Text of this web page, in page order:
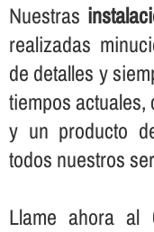
Nuestras
realizadas
de detalles y
tiempos
y un producto
todos nuestros
Llame ahora